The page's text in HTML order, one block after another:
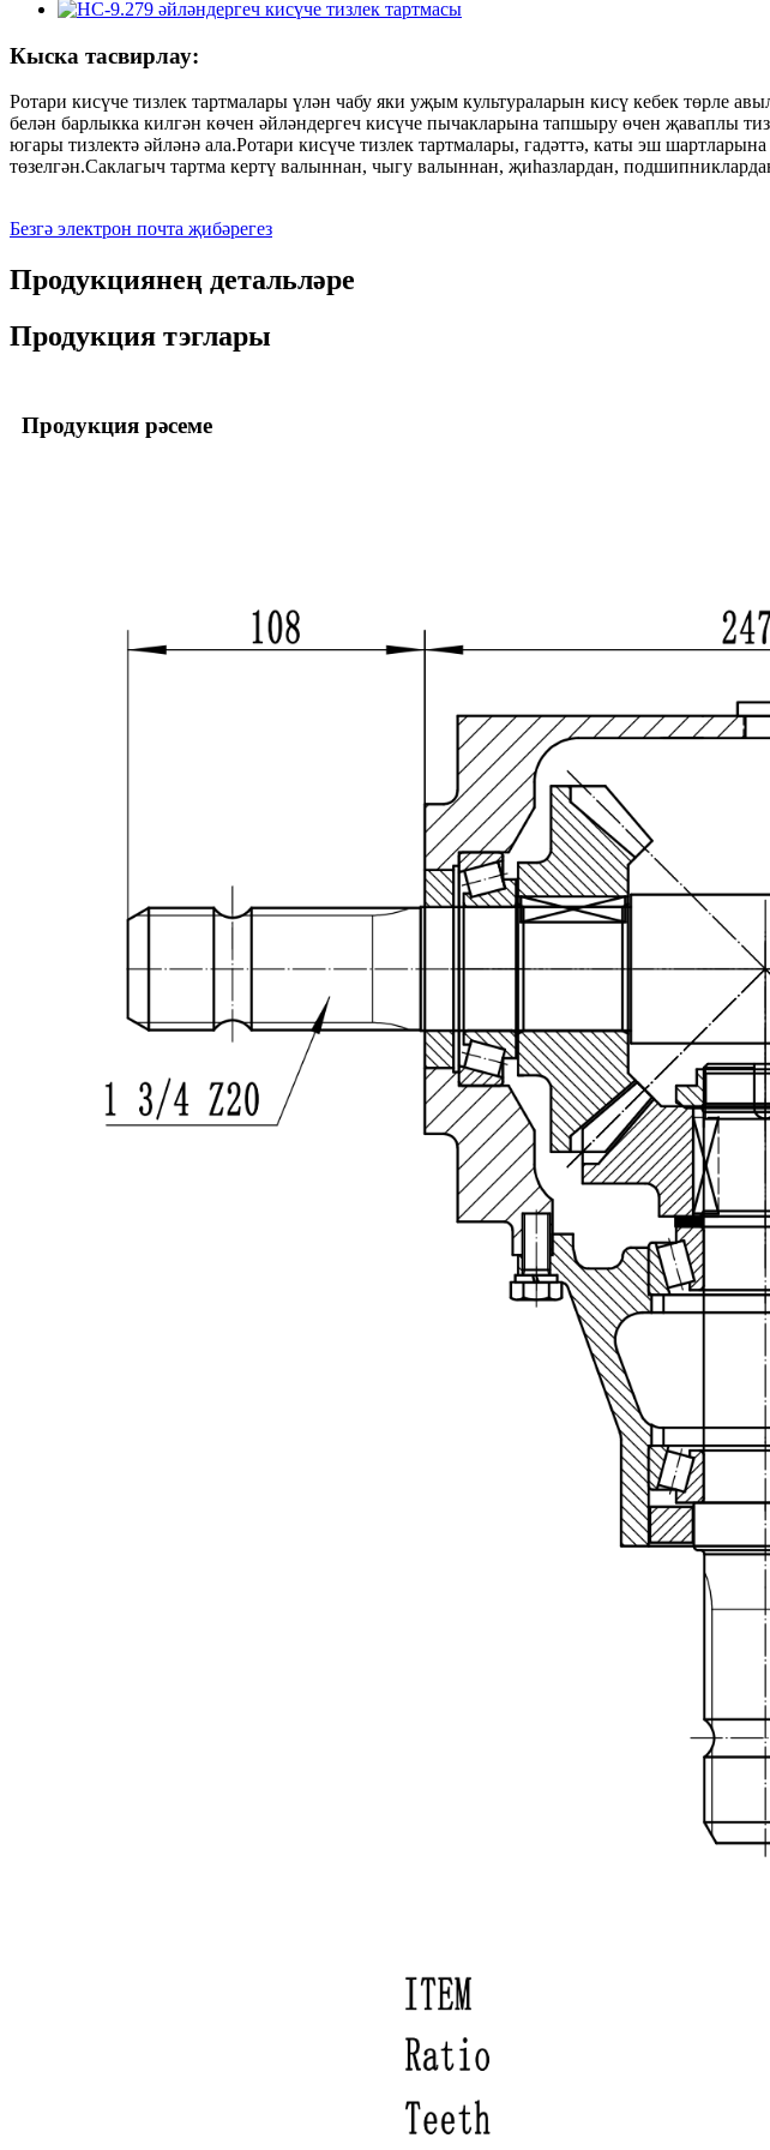
Кыска тасвирлау:
Ротари кисүче тизлек тартмалары үлән чабу яки уҗым культураларын кисү кебек төрле
белән барлыкка килгән көчен әйләндергеч кисүче пычакларына тапшыру өчен җаваплы
югары тизлектә әйләнә ала.Ротари кисүче тизлек тартмалары, гадәттә, каты эш
төзелгән.Саклагыч тартма кертү валыннан, чыгу валыннан, җиһазлардан,
Безгә электрон почта җибәрегез
Продукциянең детальләре
Продукция тэглары
Продукция рәсеме